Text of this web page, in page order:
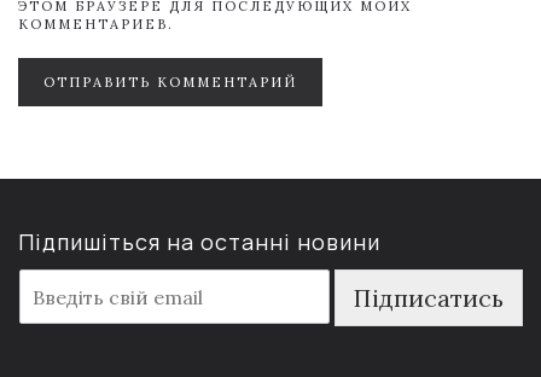
ЭТОМ БРАУЗЕРЕ ДЛЯ ПОСЛЕДУЮЩИХ МОИХ
КОММЕНТАРИЕВ.
ОТПРАВИТЬ КОММЕНТАРИЙ
Підпишіться на останні новини
m
a
Підписатись